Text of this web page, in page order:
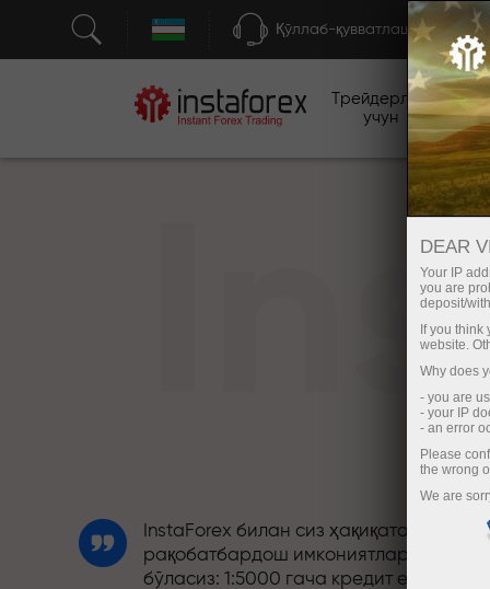
Қўллаб-қувватлаш
Трейдерлар
учун
InstaForex билан сиз ҳақиқатан
рақобатбардош имкониятларга эга
бўласиз: 1:5000 гача кредит елкаси,
DEAR
Your IP
you are
deposit/
If you
website.
Why does
- you are
- your IP
- an error
Please
the wrong
We are